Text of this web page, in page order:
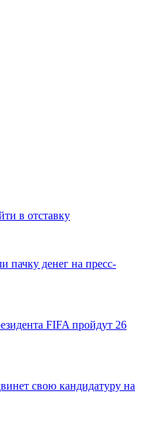
в отставку
пачку денег на пресс-
FIFA пройдут 26
свою кандидатуру на